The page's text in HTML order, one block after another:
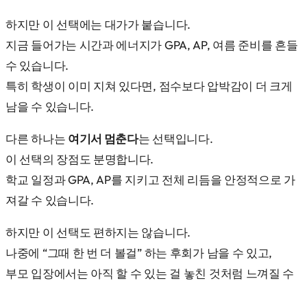
하지만 이 선택에는 대가가 붙습니다.
지금 들어가는 시간과 에너지가 GPA, AP, 여름 준비를 흔들
수 있습니다.
특히 학생이 이미 지쳐 있다면, 점수보다 압박감이 더 크게
남을 수 있습니다.
다른 하나는 여기서 멈춘다는 선택입니다.
이 선택의 장점도 분명합니다.
학교 일정과 GPA, AP를 지키고 전체 리듬을 안정적으로 가
져갈 수 있습니다.
하지만 이 선택도 편하지는 않습니다.
나중에 “그때 한 번 더 볼걸” 하는 후회가 남을 수 있고,
부모 입장에서는 아직 할 수 있는 걸 놓친 것처럼 느껴질 수